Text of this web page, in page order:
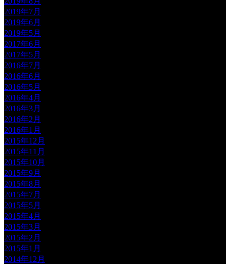
2019年7月
2019年6月
2019年5月
2017年6月
2017年5月
2016年7月
2016年6月
2016年5月
2016年4月
2016年3月
2016年2月
2016年1月
2015年12月
2015年11月
2015年10月
2015年9月
2015年8月
2015年7月
2015年5月
2015年4月
2015年3月
2015年2月
2015年1月
2014年12月